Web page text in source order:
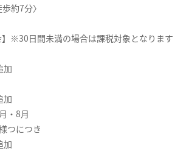
約7分〉
】※30日間未満の場合は課税対象となります
加
加
・8月
つにつき
加